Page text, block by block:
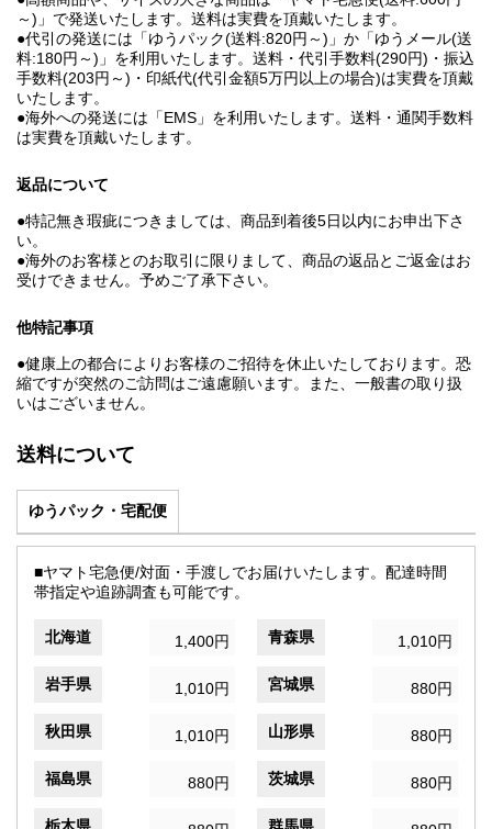
～)」で発送いたします。送料は実費を頂戴いたします。
●代引の発送には「ゆうパック(送料:820円～)」か「ゆうメール(送
料:180円～)」を利用いたします。送料・代引手数料(290円)・振込
手数料(203円～)・印紙代(代引金額5万円以上の場合)は実費を頂戴
いたします。
●海外への発送には「EMS」を利用いたします。送料・通関手数料
は実費を頂戴いたします。
返品について
●特記無き瑕疵につきましては、商品到着後5日以内にお申出下さ
い。
●海外のお客様とのお取引に限りまして、商品の返品とご返金はお
受けできません。予めご了承下さい。
他特記事項
●健康上の都合によりお客様のご招待を休止いたしております。恐
縮ですが突然のご訪問はご遠慮願います。また、一般書の取り扱
いはございません。
送料について
ゆうパック・宅配便
■ヤマト宅急便/対面・手渡しでお届けいたします。配達時間
帯指定や追跡調査も可能です。
北海道 1,400円 青森県 1,010円
岩手県 1,010円 宮城県 880円
秋田県 1,010円 山形県 880円
福島県 880円 茨城県 880円